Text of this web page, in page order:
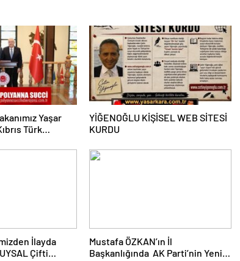
Yaşar
Türk
ile Bir Araya
YİĞENOĞLU KİŞİSEL WEB SİTESİ
KURDU
İlayda
Çifti
Mustafa ÖZKAN’ın İl
Başkanlığında AK Parti’nin Yeni İl